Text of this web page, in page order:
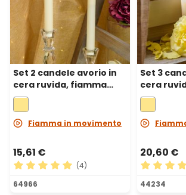
Set 2 candele avorio in
cera ruvida, fiamma
mobile, h 23 cm, Ø 2,5
cm, led bianco caldo
Fiamma in movimento
15,61 €
Valutazione media di 5 su 5 stelle
(4)
64966
Set 3
cera
mobile, h
5,2 cm,
20,60 €
44234